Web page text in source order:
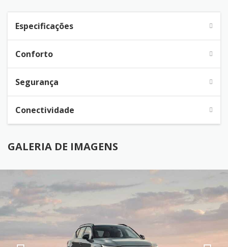
Especificações
Conforto
Segurança
Conectividade
GALERIA DE IMAGENS